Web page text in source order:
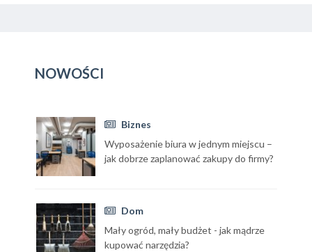
NOWOŚCI
Biznes
Wyposażenie biura w jednym miejscu –
jak dobrze zaplanować zakupy do firmy?
Dom
Mały ogród, mały budżet - jak mądrze
kupować narzędzia?